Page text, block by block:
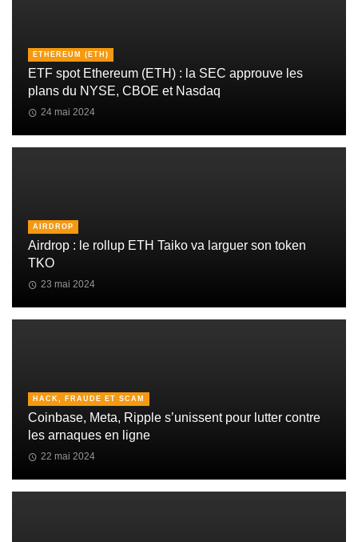
ETHEREUM (ETH)
ETF spot Ethereum (ETH) : la SEC approuve les
plans du NYSE, CBOE et Nasdaq
24 mai 2024
AIRDROP
Airdrop : le rollup ETH Taiko va larguer son token
TKO
23 mai 2024
HACK, FRAUDE ET SCAM
Coinbase, Meta, Ripple s’unissent pour lutter contre
les arnaques en ligne
22 mai 2024